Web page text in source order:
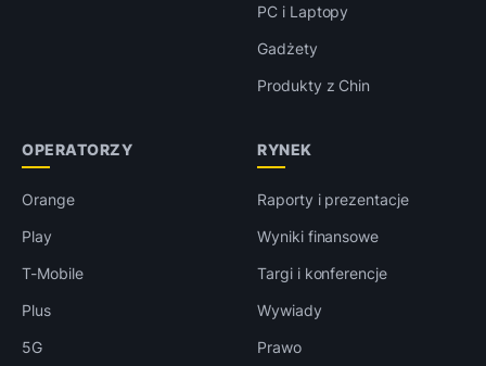
PC i Laptopy
Gadżety
Produkty z Chin
OPERATORZY
Orange
Play
T-Mobile
Plus
5G
RYNEK
Raporty i prezentacje
Wyniki finansowe
Targi i konferencje
Wywiady
Prawo